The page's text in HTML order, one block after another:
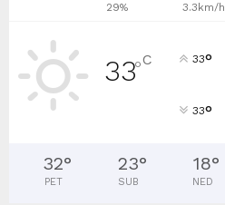
29% 3.3km/h
33°C 33°
33°
32°
PET
23°
SUB
18°
NED